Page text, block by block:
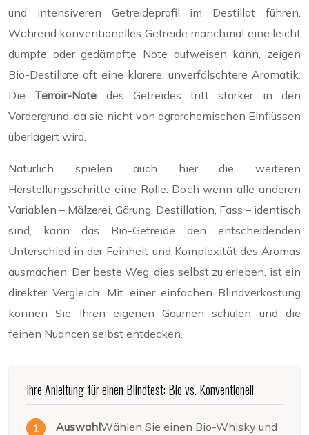
und intensiveren Getreideprofil im Destillat führen.
Während konventionelles Getreide manchmal eine leicht
dumpfe oder gedämpfte Note aufweisen kann, zeigen
Bio-Destillate oft eine klarere, unverfälschtere Aromatik.
Die Terroir-Note des Getreides tritt stärker in den
Vordergrund, da sie nicht von agrarchemischen Einflüssen
überlagert wird.
Natürlich spielen auch hier die weiteren
Herstellungsschritte eine Rolle. Doch wenn alle anderen
Variablen – Mälzerei, Gärung, Destillation, Fass – identisch
sind, kann das Bio-Getreide den entscheidenden
Unterschied in der Feinheit und Komplexität des Aromas
ausmachen. Der beste Weg, dies selbst zu erleben, ist ein
direkter Vergleich. Mit einer einfachen Blindverkostung
können Sie Ihren eigenen Gaumen schulen und die
feinen Nuancen selbst entdecken.
Ihre Anleitung für einen Blindtest: Bio vs. Konventionell
AuswahlWählen Sie einen Bio-Whisky und